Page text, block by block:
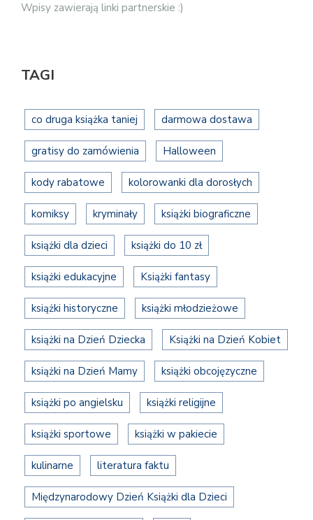
Wpisy zawierają linki partnerskie :)
TAGI
co druga książka taniej darmowa dostawa
gratisy do zamówienia Halloween
kody rabatowe kolorowanki dla dorosłych
komiksy kryminały książki biograficzne
książki dla dzieci książki do 10 zł
książki edukacyjne Książki fantasy
książki historyczne książki młodzieżowe
książki na Dzień Dziecka Książki na Dzień Kobiet
książki na Dzień Mamy książki obcojęzyczne
książki po angielsku książki religijne
książki sportowe książki w pakiecie
kulinarne literatura faktu
Międzynarodowy Dzień Książki dla Dzieci